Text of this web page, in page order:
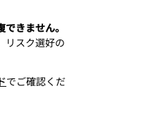
きません。
リスク選好の
でご確認くだ